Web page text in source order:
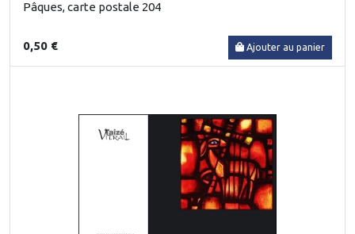
Pâques, carte postale 204
0,50 € Ajouter au panier